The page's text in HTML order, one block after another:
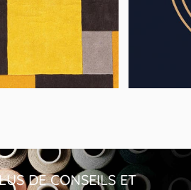
Style Indus
DE CONSEILS ET